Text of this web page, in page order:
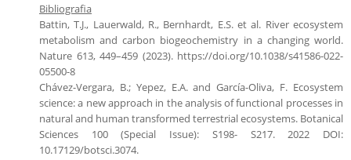
Bibliografia
Battin, T.J., Lauerwald, R., Bernhardt, E.S. et al. River ecosystem
metabolism and carbon biogeochemistry in a changing world.
Nature 613, 449–459 (2023). https://doi.org/10.1038/s41586-022-
05500-8
Chávez-Vergara, B.; Yepez, E.A. and García-Oliva, F. Ecosystem
science: a new approach in the analysis of functional processes in
natural and human transformed terrestrial ecosystems. Botanical
Sciences 100 (Special Issue): S198- S217. 2022 DOI:
10.17129/botsci.3074.